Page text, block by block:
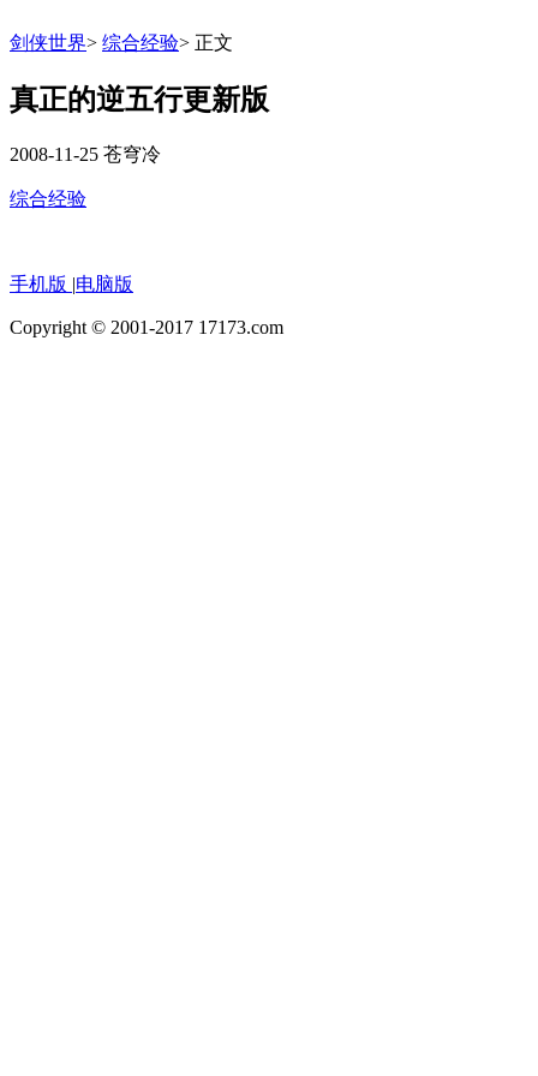
剑侠世界> 综合经验> 正文
真正的逆五行更新版
2008-11-25 苍穹冷
综合经验
手机版 |电脑版
Copyright © 2001-2017 17173.com